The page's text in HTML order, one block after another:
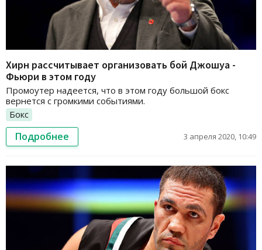
Хирн рассчитывает организовать бой Джошуа -
Фьюри в этом году
Промоутер надеется, что в этом году большой бокс
вернется с громкими событиями.
Бокс
Подробнее 3 апреля 2020, 10:49